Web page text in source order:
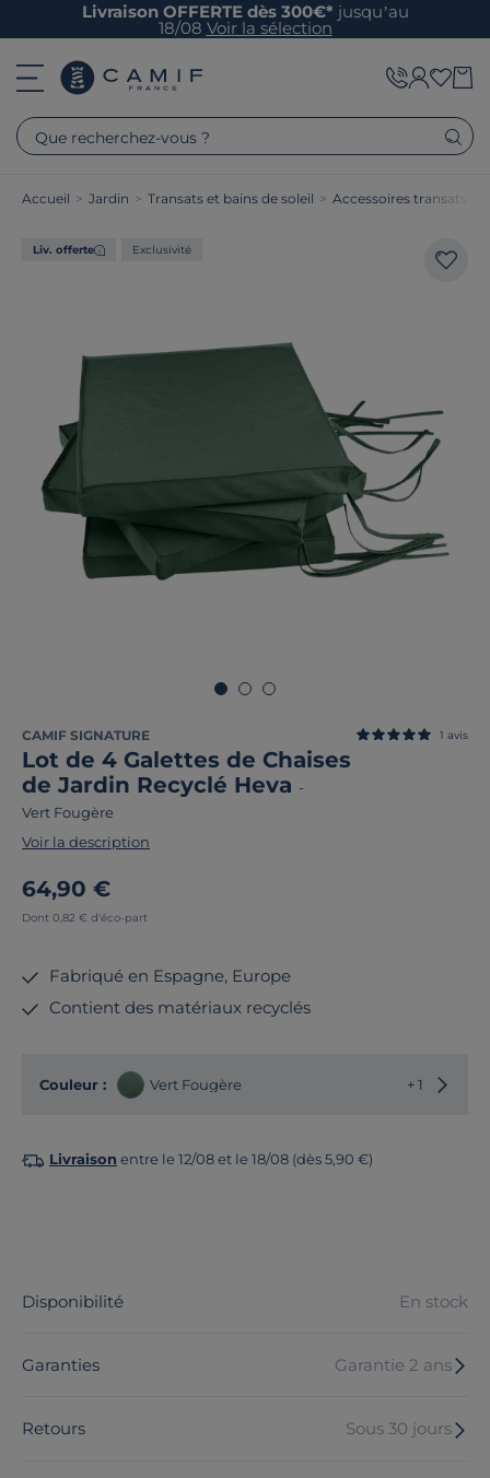
Livraison OFFERTE dès 300€* jusqu’au
18/08 Voir la sélection
Que recherchez-vous ?
Accueil > Jardin > Transats et bains de soleil > Accessoires transats
Liv. offerte Exclusivité
CAMIF SIGNATURE
Lot de 4 Galettes de Chaises
de Jardin Recyclé Heva -
Vert Fougère
1 avis
Voir la description
64,90 €
Dont 0,82 € d'éco-part
Fabriqué en Espagne, Europe
Contient des matériaux recyclés
Couleur : Vert Fougère + 1
Livraison entre le 12/08 et le 18/08 (dès 5,90 €)
Disponibilité En stock
Garanties Garantie 2 ans
Retours Sous 30 jours